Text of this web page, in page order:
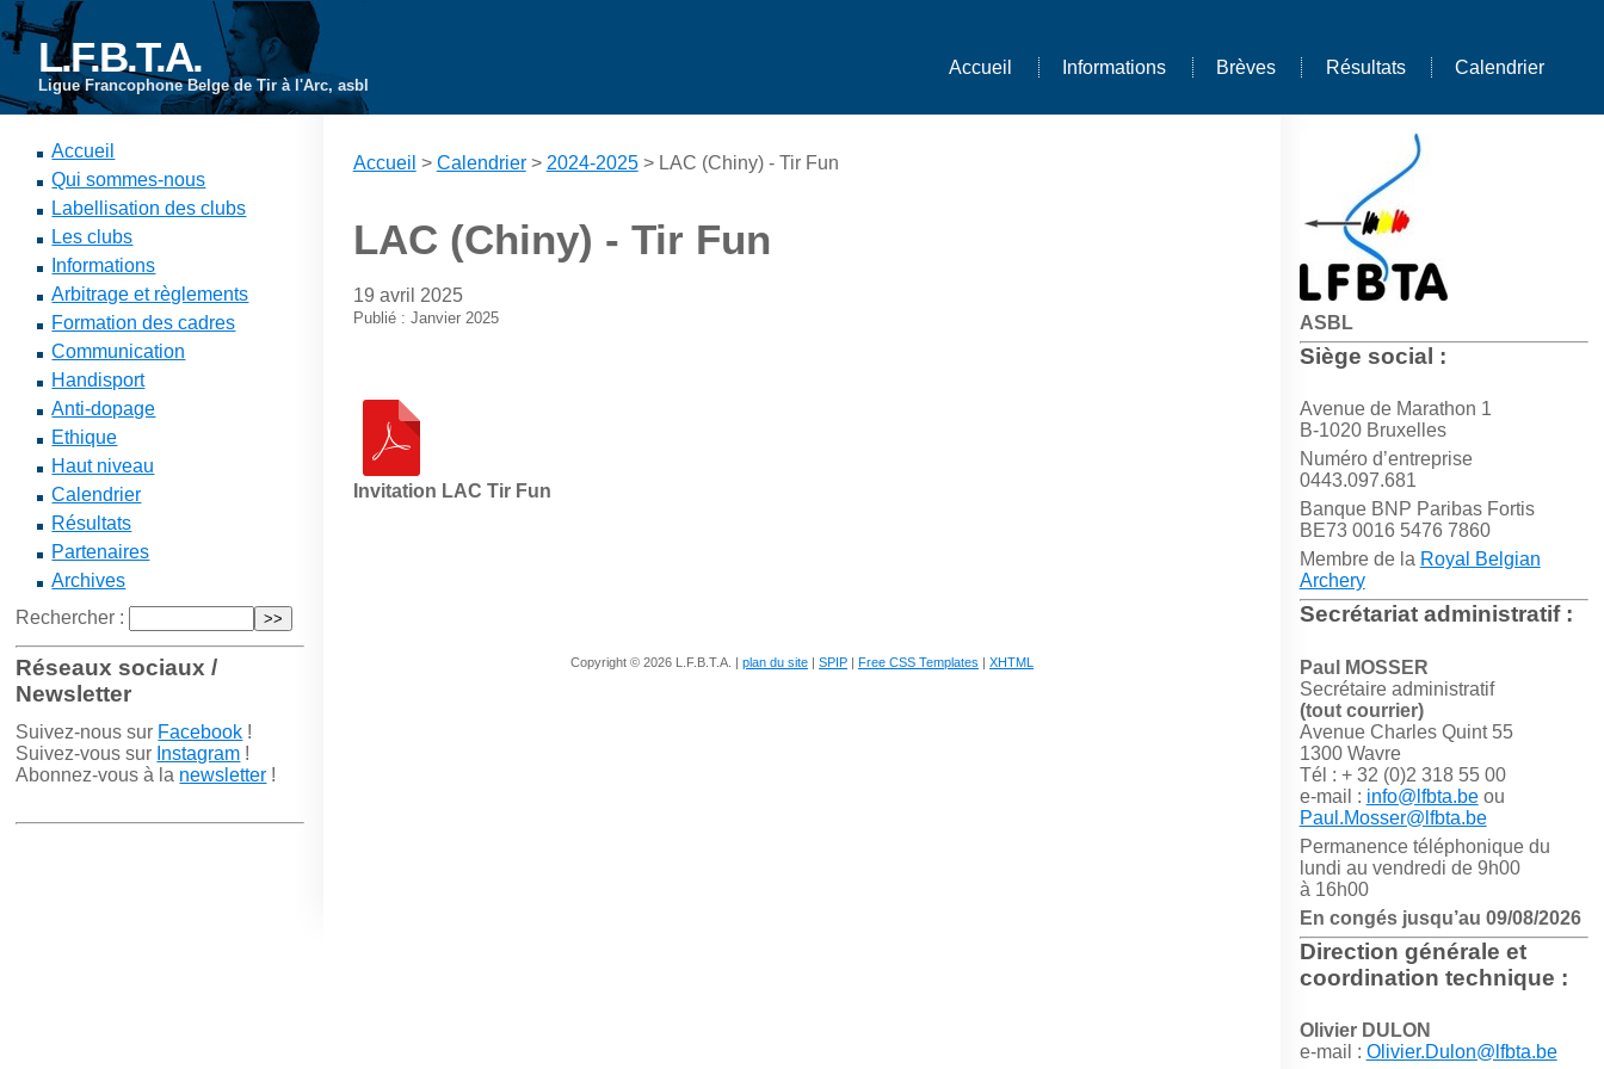
L.F.B.T.A.
Ligue Francophone Belge de Tir à l'Arc, asbl
Accueil Informations Brèves Résultats Calendrier
ASBL
Siège social :
Avenue de Marathon 1
B-1020 Bruxelles
Numéro d’entreprise
0443.097.681
Banque BNP Paribas Fortis
BE73 0016 5476 7860
Membre de la Royal Belgian
Archery
Secrétariat administratif :
Paul MOSSER
Secrétaire administratif
(tout courrier)
Avenue Charles Quint 55
1300 Wavre
Tél : + 32 (0)2 318 55 00
e-mail : info@lfbta.beou
Paul.Mosser@lfbta.be
Permanence téléphonique du
lundi au vendredi de 9h00
à 16h00
En congés jusqu’au 09/08/2026
Direction générale et
coordination technique :
Olivier DULON
e-mail : Olivier.Dulon@lfbta.be
Accueil
Qui sommes-nous
Labellisation des clubs
Les clubs
Informations
Arbitrage et règlements
Formation des cadres
Communication
Handisport
Anti-dopage
Ethique
Haut niveau
Calendrier
Résultats
Partenaires
Archives
Rechercher :
Réseaux sociaux /
Newsletter
Suivez-nous sur Facebook !
Suivez-vous sur Instagram !
Abonnez-vous à la newsletter !
Accueil > Calendrier> 2024-2025> LAC (Chiny) - Tir Fun
LAC (Chiny) - Tir Fun
19 avril 2025
Publié : Janvier 2025
Invitation LAC Tir Fun
Copyright © 2026 L.F.B.T.A. | plan du site | SPIP | Free CSS Templates | XHTML